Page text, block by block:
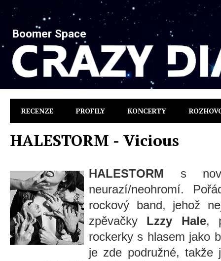
Boomer Space
RECENZE PROFILY KONCERTY
HALESTORM - Vicious
HALESTORM s
neurazí/neohromí.
rockový band, jehož
zpěvačky Lzzy Hale,
rockerky s hlasem jako
je zde podružné, takže